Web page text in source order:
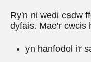
Ry'n ni wedi cadw
dyfais. Mae'r cwcis
yn hanfodol i'r